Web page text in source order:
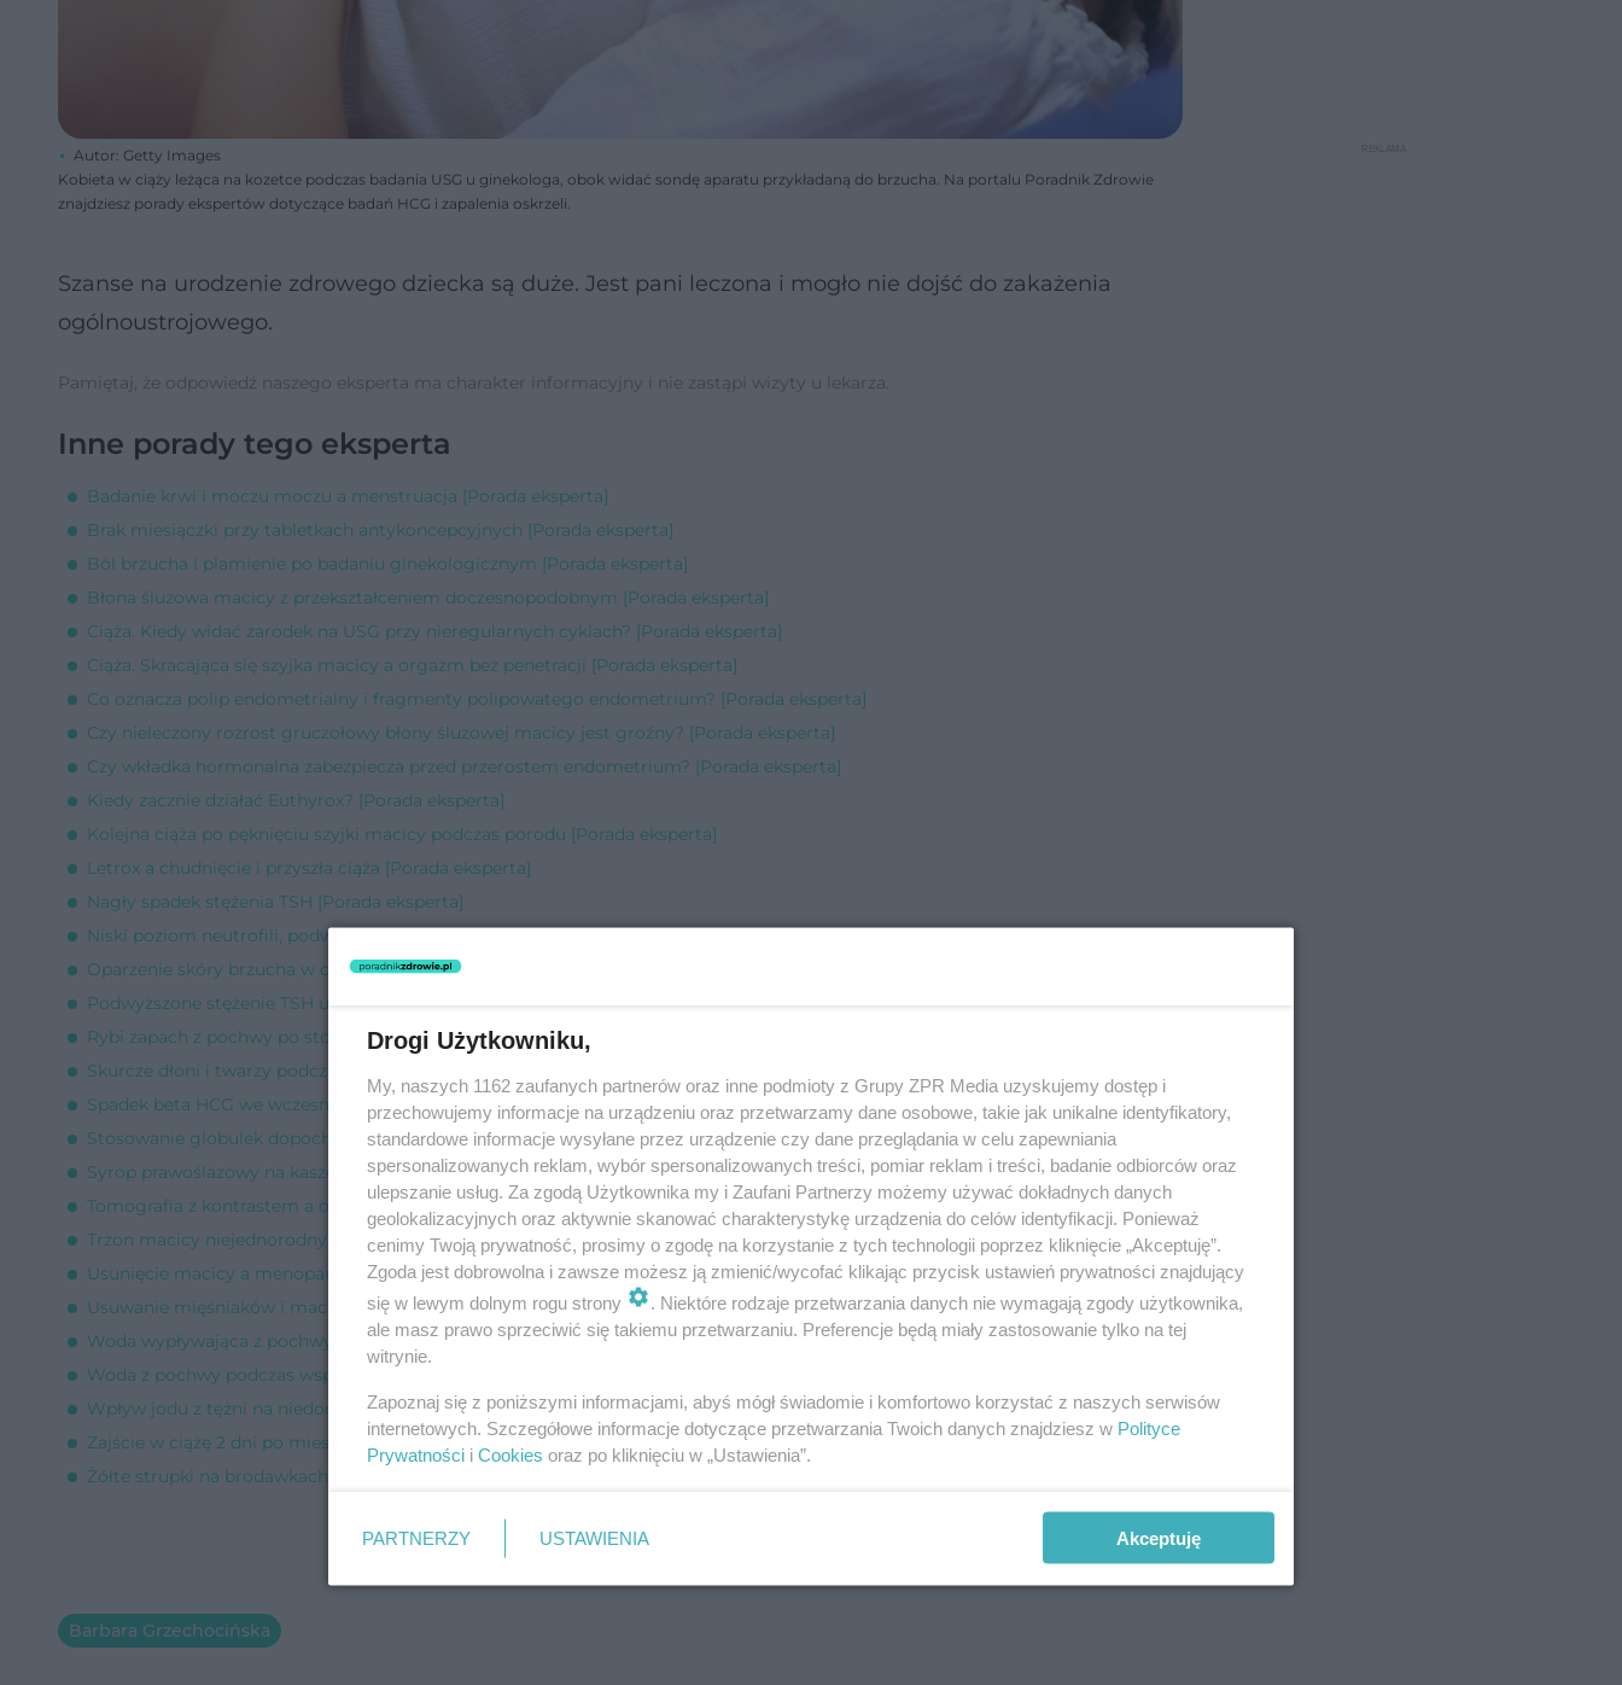
Autor: Getty Images
Kobieta w ciąży leżąca na kozetce podczas badania USG u ginekologa, obok widać sondę aparatu przykładaną do brzucha. Na portalu Poradnik Zdrowie
znajdziesz porady ekspertów dotyczące badań HCG i zapalenia oskrzeli.
Szanse na urodzenie zdrowego dziecka są duże. Jest pani leczona i mogło nie dojść do zakażenia
ogólnoustrojowego.
Pamiętaj, że odpowiedź naszego eksperta ma charakter informacyjny i nie zastąpi wizyty u lekarza.
Inne porady tego eksperta
Badanie krwi i moczu moczu a menstruacja [Porada eksperta]
Brak miesiączki przy tabletkach antykoncepcyjnych [Porada eksperta]
Ból brzucha i plamienie po badaniu ginekologicznym [Porada eksperta]
Błona śluzowa macicy z przekształceniem doczesnopodobnym [Porada eksperta]
Ciąża. Kiedy widać zarodek na USG przy nieregularnych cyklach? [Porada eksperta]
Ciąża. Skracająca się szyjka macicy a orgazm bez penetracji [Porada eksperta]
Co oznacza polip endometrialny i fragmenty polipowatego endometrium? [Porada eksperta]
Czy nieleczony rozrost gruczołowy błony śluzowej macicy jest groźny? [Porada eksperta]
Czy wkładka hormonalna zabezpiecza przed przerostem endometrium? [Porada eksperta]
Kiedy zacznie działać Euthyrox? [Porada eksperta]
Kolejna ciąża po pęknięciu szyjki macicy podczas porodu [Porada eksperta]
Letrox a chudnięcie i przyszła ciąża [Porada eksperta]
Nagły spadek stężenia TSH [Porada eksperta]
Niski poziom neutrofili, podwyższone limfocyty [Porada eksperta]
Oparzenie skóry brzucha w ciąży [Porada eksperta]
Podwyższone stężenie TSH u nastolatki [Porada eksperta]
Rybi zapach z pochwy po stosunku [Porada eksperta]
Skurcze dłoni i twarzy podczas współżycia [Porada eksperta]
Spadek beta HCG we wczesnej ciąży [Porada eksperta]
Stosowanie globulek dopochwowych a współżycie [Porada eksperta]
Syrop prawoślazowy na kaszel w ciąży [Porada eksperta]
Tomografia z kontrastem a obniżone TSH [Porada eksperta]
Trzon macicy niejednorodny echogenicznie [Porada eksperta]
Usunięcie macicy a menopauza [Porada eksperta]
Usuwanie mięśniaków i macicy - przed czy po miesiączce? [Porada eksperta]
Woda wypływająca z pochwy podczas stosunku [Porada eksperta]
Woda z pochwy podczas współżycia [Porada eksperta]
Wpływ jodu z tężni na niedoczynność tarczycy [Porada eksperta]
Zajście w ciążę 2 dni po miesiączce? [Porada eksperta]
Żółte strupki na brodawkach piersi u kobiety [Porada eksperta]
Barbara Grzechocińska
Drogi Użytkowniku,
My, naszych 1162 zaufanych partnerów oraz inne podmioty z Grupy ZPR Media uzyskujemy dostęp i
przechowujemy informacje na urządzeniu oraz przetwarzamy dane osobowe, takie jak unikalne identyfikatory,
standardowe informacje wysyłane przez urządzenie czy dane przeglądania w celu zapewniania
spersonalizowanych reklam, wybór spersonalizowanych treści, pomiar reklam i treści, badanie odbiorców oraz
ulepszanie usług. Za zgodą Użytkownika my i Zaufani Partnerzy możemy używać dokładnych danych
geolokalizacyjnych oraz aktywnie skanować charakterystykę urządzenia do celów identyfikacji. Ponieważ
cenimy Twoją prywatność, prosimy o zgodę na korzystanie z tych technologii poprzez kliknięcie „Akceptuję”.
Zgoda jest dobrowolna i zawsze możesz ją zmienić/wycofać klikając przycisk ustawień prywatności znajdujący
się w lewym dolnym rogu strony
. Niektóre rodzaje przetwarzania danych nie wymagają zgody użytkownika,
ale masz prawo sprzeciwić się takiemu przetwarzaniu. Preferencje będą miały zastosowanie tylko na tej
witrynie.
Zapoznaj się z poniższymi informacjami, abyś mógł świadomie i komfortowo korzystać z naszych serwisów
internetowych. Szczegółowe informacje dotyczące przetwarzania Twoich danych znajdziesz w Polityce
Prywatności i Cookies oraz po kliknięciu w „Ustawienia”.
PARTNERZY USTAWIENIA Akceptuję